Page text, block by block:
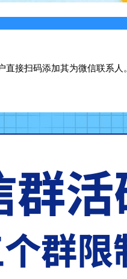
接扫码添加其为微信联系人。